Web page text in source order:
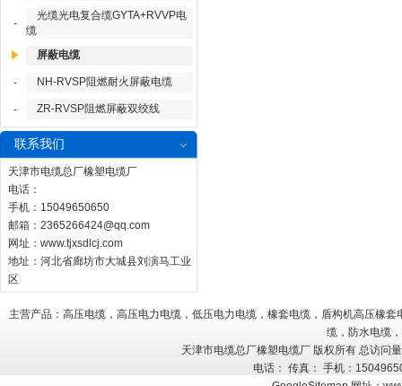
-
光缆光电复合缆GYTA+RVVP电
缆
屏蔽电缆
- NH-RVSP阻燃耐火屏蔽电缆
- ZR-RVSP阻燃屏蔽双绞线
联系我们
天津市电缆总厂橡塑电缆厂
电话：
手机：15049650650
邮箱： 2365266424@qq.com
网址： www.tjxsdlcj.com
地址：河北省廊坊市大城县刘演马工业
区
主营产品：高压电缆，高压电力电缆，低压电力电缆，橡套电缆，盾构机高压橡
缆，防水电缆
天津市电缆总厂橡塑电缆厂 版权所有 总访问
电话： 传真： 手机：